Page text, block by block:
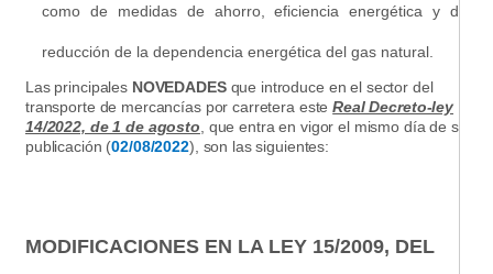
como de medidas de ahorro, eficiencia energética y de
reducción de la dependencia energética del gas natural
Las principales NOVEDADESque introduce en el sector del
transporte de mercancías por carretera esteReal Decreto-ley
14/2022, de 1 de agosto , que entra en vigor el mismo día de su
publicación (02/08/2022), son las siguientes:
MODIFICACIONES EN LA LEY 15/2009, DEL